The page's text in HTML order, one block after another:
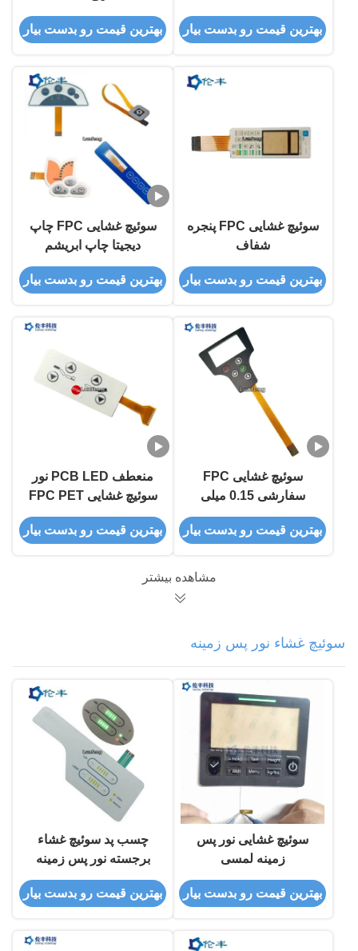
بهترین قیمت رو بدست بیار بهترین قیمت رو بدست بیار
سوئیچ غشایی FPC پنجره
شفاف
بهترین قیمت رو بدست بیار
سوئیچ غشایی FPC چاپ
دیجیتا چاپ ابریشم
EBG180 سوئیچ صفحه
کلید دیجیتال
بهترین قیمت رو بدست بیار
سوئیچ غشایی FPC
سفارشی 0.15 میلی
متری PET F150 با انتهای
Zif 1.0 میلی متری
بهترین قیمت رو بدست بیار
منعطف PCB LED نور
سوئیچ غشایی FPC PET
عمر طولانی مدت
بهترین قیمت رو بدست بیار
مشاهده بیشتر
سوئیچ غشاء نور پس زمینه
سوئیچ غشایی نور پس
زمینه لمسی
بهترین قیمت رو بدست بیار
چسب پد سوئیچ غشاء
برجسته نور پس زمینه
LFG 3M468
بهترین قیمت رو بدست بیار